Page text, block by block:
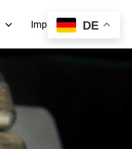
Impressum DE